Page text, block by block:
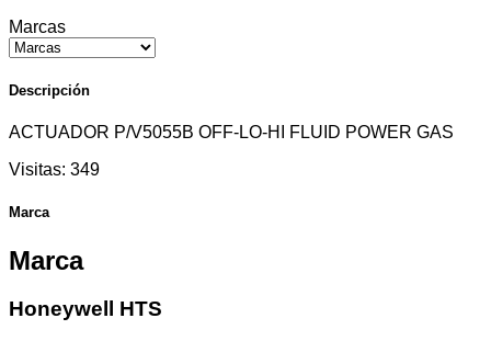
Marcas
Descripción
ACTUADOR P/V5055B OFF-LO-HI FLUID POWER GAS
Visitas: 349
Marca
Marca
Honeywell HTS